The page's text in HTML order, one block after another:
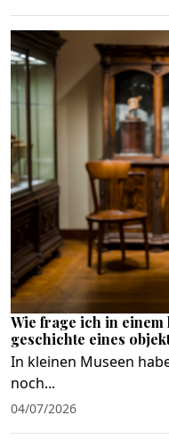
Wie frage ich in einem
geschichte eines
In kleinen Museen
noch...
04/07/2026